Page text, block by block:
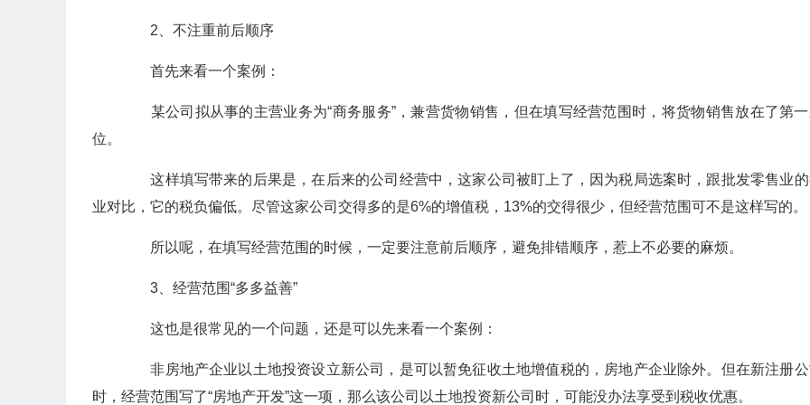
2、不注重前后顺序
首先来看一个案例：
某公司拟从事的主营业务为“商务服务”，兼营货物销售，但在填写经营范围时，将货物销售放在了第
位。
这样填写带来的后果是，在后来的公司经营中，这家公司被盯上了，因为税局选案时，跟批发零售业
业对比，它的税负偏低。尽管这家公司交得多的是6%的增值税，13%的交得很少，但经营范围可不是这样写的。
所以呢，在填写经营范围的时候，一定要注意前后顺序，避免排错顺序，惹上不必要的麻烦。
3、经营范围“多多益善”
这也是很常见的一个问题，还是可以先来看一个案例：
非房地产企业以土地投资设立新公司，是可以暂免征收土地增值税的，房地产企业除外。但在新注册公
时，经营范围写了“房地产开发”这一项，那么该公司以土地投资新公司时，可能没办法享受到税收优惠。